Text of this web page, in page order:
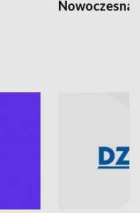
Nowoczesna